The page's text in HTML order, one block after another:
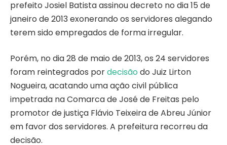
prefeito Josiel Batista assinou decreto no dia 15 de
janeiro de 2013 exonerando os servidores alegando
terem sido empregados de forma irregular.
Porém, no dia 28 de maio de 2013, os 24 servidores
foram reintegrados pordecisãodo Juiz Lirton
Nogueira, acatando uma ação civil pública
impetrada na Comarca de José de Freitas pelo
promotor de justiça Flávio Teixeira de Abreu Júnior
em favor dos servidores. A prefeitura recorreu da
decisão.